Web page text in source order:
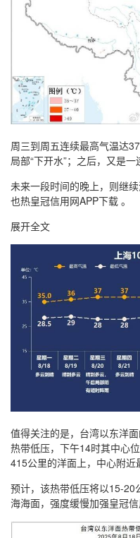
周三到周五连续最高气温达
局部“下开水”；之后，又是
未来一段时间的晚上，则继
也热皇冠信用网APP下载 。
展开全文
值得关注的是，台湾以东洋
热带低压，下午14时其中心
415公里的洋面上，中心附近
预计，该热带低压将以15-20
海海面，强度缓慢加强皇冠信